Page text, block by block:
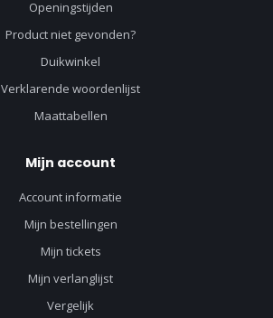
Openingstijden
Product niet gevonden?
Duikwinkel
Verklarende woordenlijst
Maattabellen
Mijn account
Account informatie
Mijn bestellingen
Mijn tickets
Mijn verlanglijst
Vergelijk